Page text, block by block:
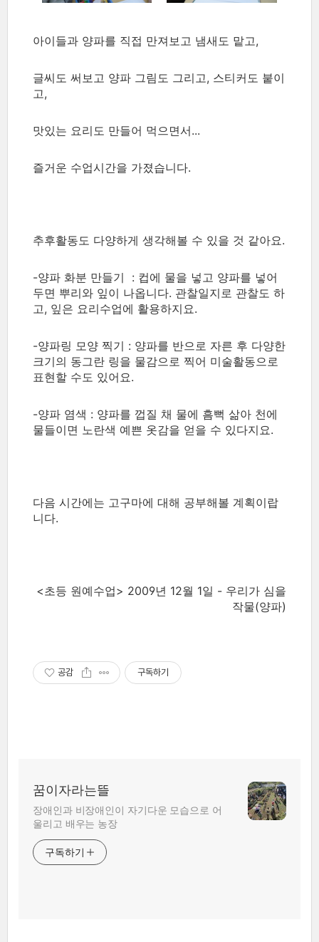
아이들과 양파를 직접 만져보고 냄새도 맡고,
글씨도 써보고 양파 그림도 그리고, 스티커도 붙이
고,
맛있는 요리도 만들어 먹으면서...
즐거운 수업시간을 가졌습니다.
추후활동도 다양하게 생각해볼 수 있을 것 같아요.
-양파 화분 만들기 : 컵에 물을 넣고 양파를 넣어
두면 뿌리와 잎이 나옵니다. 관찰일지로 관찰도 하
고, 잎은 요리수업에 활용하지요.
-양파링 모양 찍기 : 양파를 반으로 자른 후 다양한
크기의 동그란 링을 물감으로 찍어 미술활동으로
표현할 수도 있어요.
-양파 염색 : 양파를 껍질 채 물에 흠뻑 삶아 천에
물들이면 노란색 예쁜 옷감을 얻을 수 있다지요.
다음 시간에는 고구마에 대해 공부해볼 계획이랍
니다.
<초등 원예수업> 2009년 12월 1일 - 우리가 심을
작물(양파)
공감 구독하기
꿈이자라는뜰
장애인과 비장애인이 자기다운 모습으로 어
울리고 배우는 농장
구독하기